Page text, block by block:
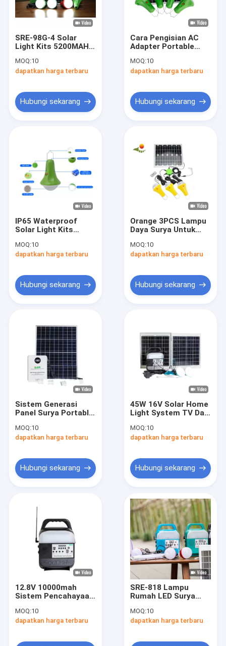
Tentang kami
Permintaan Penawaran
Sistem Pencahayaan Rumah Tenaga Surya
Lampu Jalan Tenaga Surya
Lampu Sorot Surya
Kit Lampu Tenaga Surya
Lampu Taman Surya
Sistem Energi Panel Surya
Lampu LED Tenaga Surya
Lampu Surya Portabel
Lampu Hias Surya
Kipas Angin Luar Ruangan Bertenaga Surya
Lampu Nyamuk Surya
Lampu Dinding Tenaga Surya
Pengering Beku Vakum
Kipas Pemanas yang Dipasang di Dinding
SRE-98G-4 Solar
Light Kits 5200MAH
Camping Terisi ulang
MOQ:10
dapatkan harga terbaru
Hubungi sekarang
Cara Pengisian AC
Adapter Portable
5200MAH Untuk
Indoor Ho
MOQ:10
dapatkan harga terbaru
Hubungi sekarang
IP65 Waterproof
Solar Light Kits
4PCS Led Outdoor
Light
MOQ:10
dapatkan harga terbaru
Hubungi sekarang
Orange 3PCS Lampu
Daya Surya Untuk
Tombol Indoor
MOQ:10
dapatkan harga terbaru
Hubungi sekarang
Sistem Generasi
Panel Surya Portable
Suhu Ekstrim
MOQ:10
dapatkan harga terbaru
Hubungi sekarang
45W 16V Solar Home
Light System TV Dan
Grid yang Dapat
Diandalkan Mini
MOQ:10
dapatkan harga terbaru
Hubungi sekarang
12.8V 10000mah
Sistem Pencahayaan
Pencahayaan
Berkelanjutan SRE-
MOQ:10
dapatkan harga terbaru
SRE-818 Lampu
Rumah LED Surya
Sistem Baterai 12.8V
10000mah TV Dan
MOQ:10
dapatkan harga terbaru